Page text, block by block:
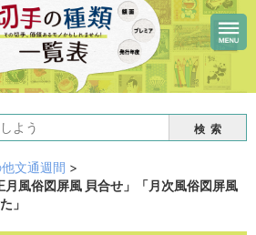
検索
文通週間 >
風俗図屏風 貝合せ」「月次風俗図屏風
」